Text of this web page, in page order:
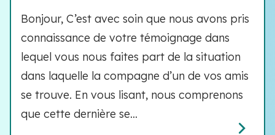
Bonjour, C’est avec soin que nous avons pris
connaissance de votre témoignage dans
lequel vous nous faites part de la situation
dans laquelle la compagne d’un de vos amis
se trouve. En vous lisant, nous comprenons
que cette dernière se...